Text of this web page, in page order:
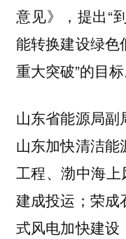
意见》，提出“
能转换建设绿色
重大突破”的目标
山东省能源局副
山东加快清洁
工程、渤中海
建成投运；荣成
式风电加快建设